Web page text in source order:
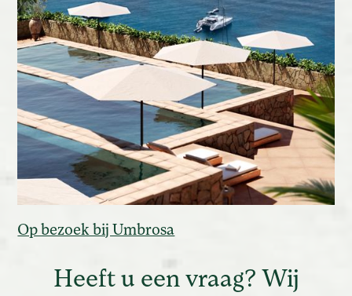
Op bezoek bij Umbrosa
Heeft u een vraag? Wij